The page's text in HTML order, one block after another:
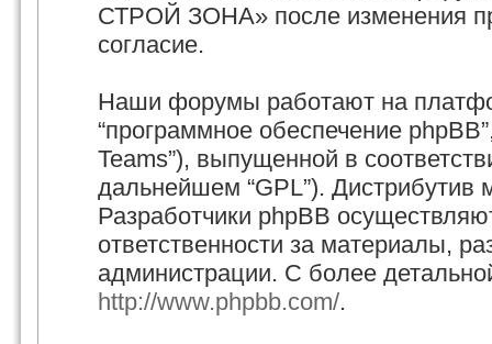
СТРОЙ ЗОНА» после изменения
согласие.
Наши форумы работают на
“программное обеспечение
Teams”), выпущенной в
дальнейшем “GPL”). Дистрибутив
Разработчики phpBB
ответственности за материалы,
администрации. С более
http://www.phpbb.com/.